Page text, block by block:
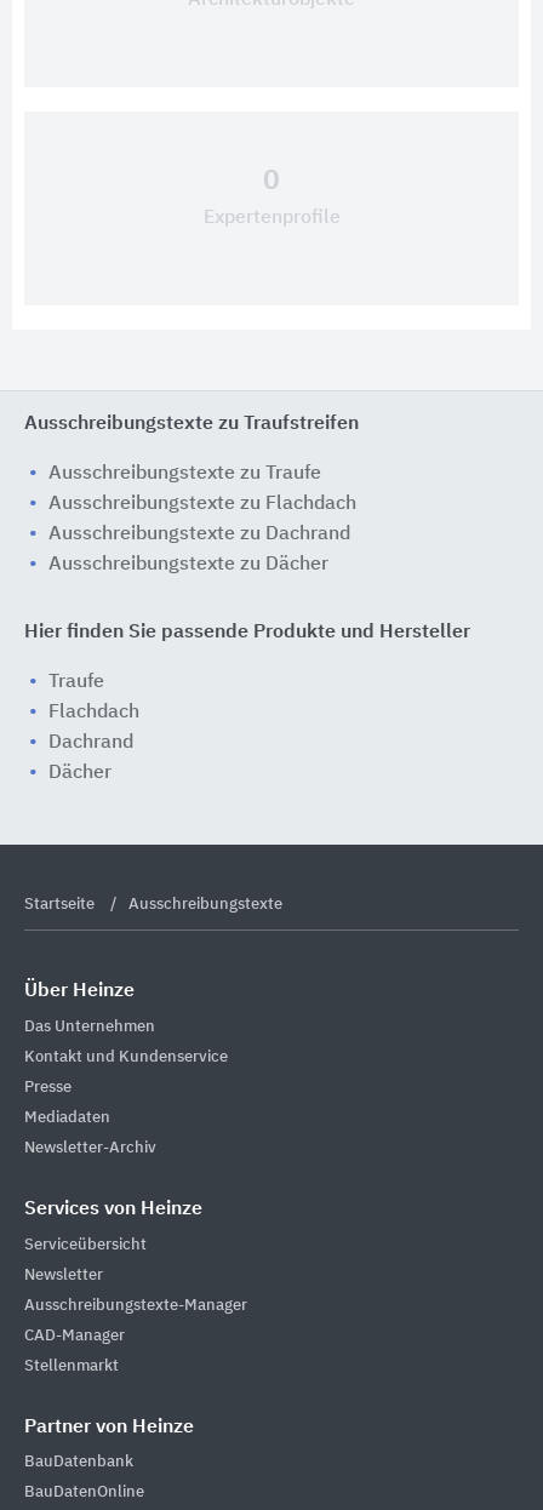
0
Expertenprofile
Ausschreibungstexte zu Traufstreifen
Ausschreibungstexte zu Traufe
Ausschreibungstexte zu Flachdach
Ausschreibungstexte zu Dachrand
Ausschreibungstexte zu Dächer
Hier finden Sie passende Produkte und Hersteller
Traufe
Flachdach
Dachrand
Dächer
Startseite Ausschreibungstexte
Über Heinze
Das Unternehmen
Kontakt und Kundenservice
Presse
Mediadaten
Newsletter-Archiv
Services von Heinze
Serviceübersicht
Newsletter
Ausschreibungstexte-Manager
CAD-Manager
Stellenmarkt
Partner von Heinze
BauDatenbank
BauDatenOnline